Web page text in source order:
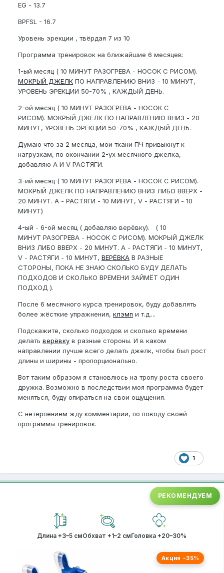
EG - 13.7
BPFSL - 16.7
Уровень эрекции , твёрдая 7 из 10
Программа тренировок на ближайшие 6 месяцев:
1-ый месяц ( 10 МИНУТ РАЗОГРЕВА - НОСОК С РИСОМ).
МОКРЫЙ ДЖЕЛК ПО НАПРАВЛЕНИЮ ВНИЗ - 10 МИНУТ,
УРОВЕНЬ ЭРЕКЦИИ 50-70% , КАЖДЫЙ ДЕНЬ.
2-ой месяц ( 10 МИНУТ РАЗОГРЕВА - НОСОК С
РИСОМ). МОКРЫЙ ДЖЕЛК ПО НАПРАВЛЕНИЮ ВНИЗ - 20
МИНУТ, УРОВЕНЬ ЭРЕКЦИИ 50-70% , КАЖДЫЙ ДЕНЬ.
Думаю что за 2 месяца, мои ткани ПЧ привыкнут к
нагрузкам, по окончании 2-ух месячного джелка,
добавляю A И V РАСТЯГИ.
3-ий месяц ( 10 МИНУТ РАЗОГРЕВА - НОСОК С РИСОМ).
МОКРЫЙ ДЖЕЛК ПО НАПРАВЛЕНИЮ ВНИЗ ЛИБО ВВЕРХ -
20 МИНУТ. А - РАСТЯГИ - 10 МИНУТ, V - РАСТЯГИ - 10
МИНУТ)
4-ый - 6-ой месяц ( добавляю верёвку). ( 10
МИНУТ РАЗОГРЕВА - НОСОК С РИСОМ). МОКРЫЙ ДЖЕЛК
ВНИЗ ЛИБО ВВЕРХ - 20 МИНУТ. А - РАСТЯГИ - 10 МИНУТ,
V - РАСТЯГИ - 10 МИНУТ, ВЕРЁВКА В РАЗНЫЕ
СТОРОНЫ, ПОКА НЕ ЗНАЮ СКОЛЬКО БУДУ ДЕЛАТЬ
ПОДХОДОВ И СКОЛЬКО ВРЕМЕНИ ЗАЙМЁТ ОДИН
ПОДХОД ).
После 6 месячного курса тренировок, буду добавлять
более жёсткие упражнения, клэмп и т.д....
Подскажите, сколько подходов и сколько времени
делать верёвку в разные стороны. И в каком
направлении лучше всего делать джелк, чтобы был рост
длины и ширины - пропорционально.
Вот таким образом я становлюсь на тропу роста своего
дружка. Возможно в последствии моя программа будет
меняться, буду опираться на свои ощущения.
С нетерпением жду комментарии, по поводу своей
программы тренировок.
1
РЕКОМЕНДУЕМ
Длина +3–5 смОбхват +1–2 смГоловка +20–30%
Акция −35%